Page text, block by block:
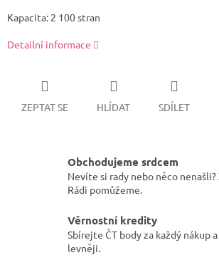
Kapacita: 2 100 stran
Detailní informace
ZEPTAT SE HLÍDAT SDÍLET
Obchodujeme srdcem
Nevíte si rady nebo něco
Rádi pomůžeme.
Věrnostní kredity
Sbírejte ČT body za každý nákup
levněji.